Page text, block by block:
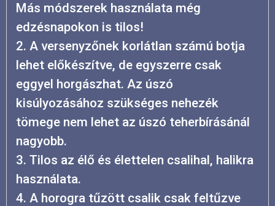
Más módszerek használata még
edzésnapokon is tilos!
2. A versenyzőnek korlátlan számú botja
lehet előkészítve, de egyszerre csak
eggyel horgászhat. Az úszó
kisúlyozásához szükséges nehezék
tömege nem lehet az úszó teherbírásánál
nagyobb.
3. Tilos az élő és élettelen csalihal, halikra
használata.
4. A horogra tűzött csalik csak feltűzve